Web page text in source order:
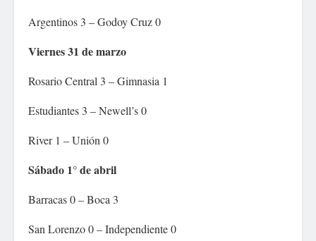
Argentinos 3 – Godoy Cruz 0
Viernes 31 de marzo
Rosario Central 3 – Gimnasia 1
Estudiantes 3 – Newell’s 0
River 1 – Unión 0
Sábado 1° de abril
Barracas 0 – Boca 3
San Lorenzo 0 – Independiente 0